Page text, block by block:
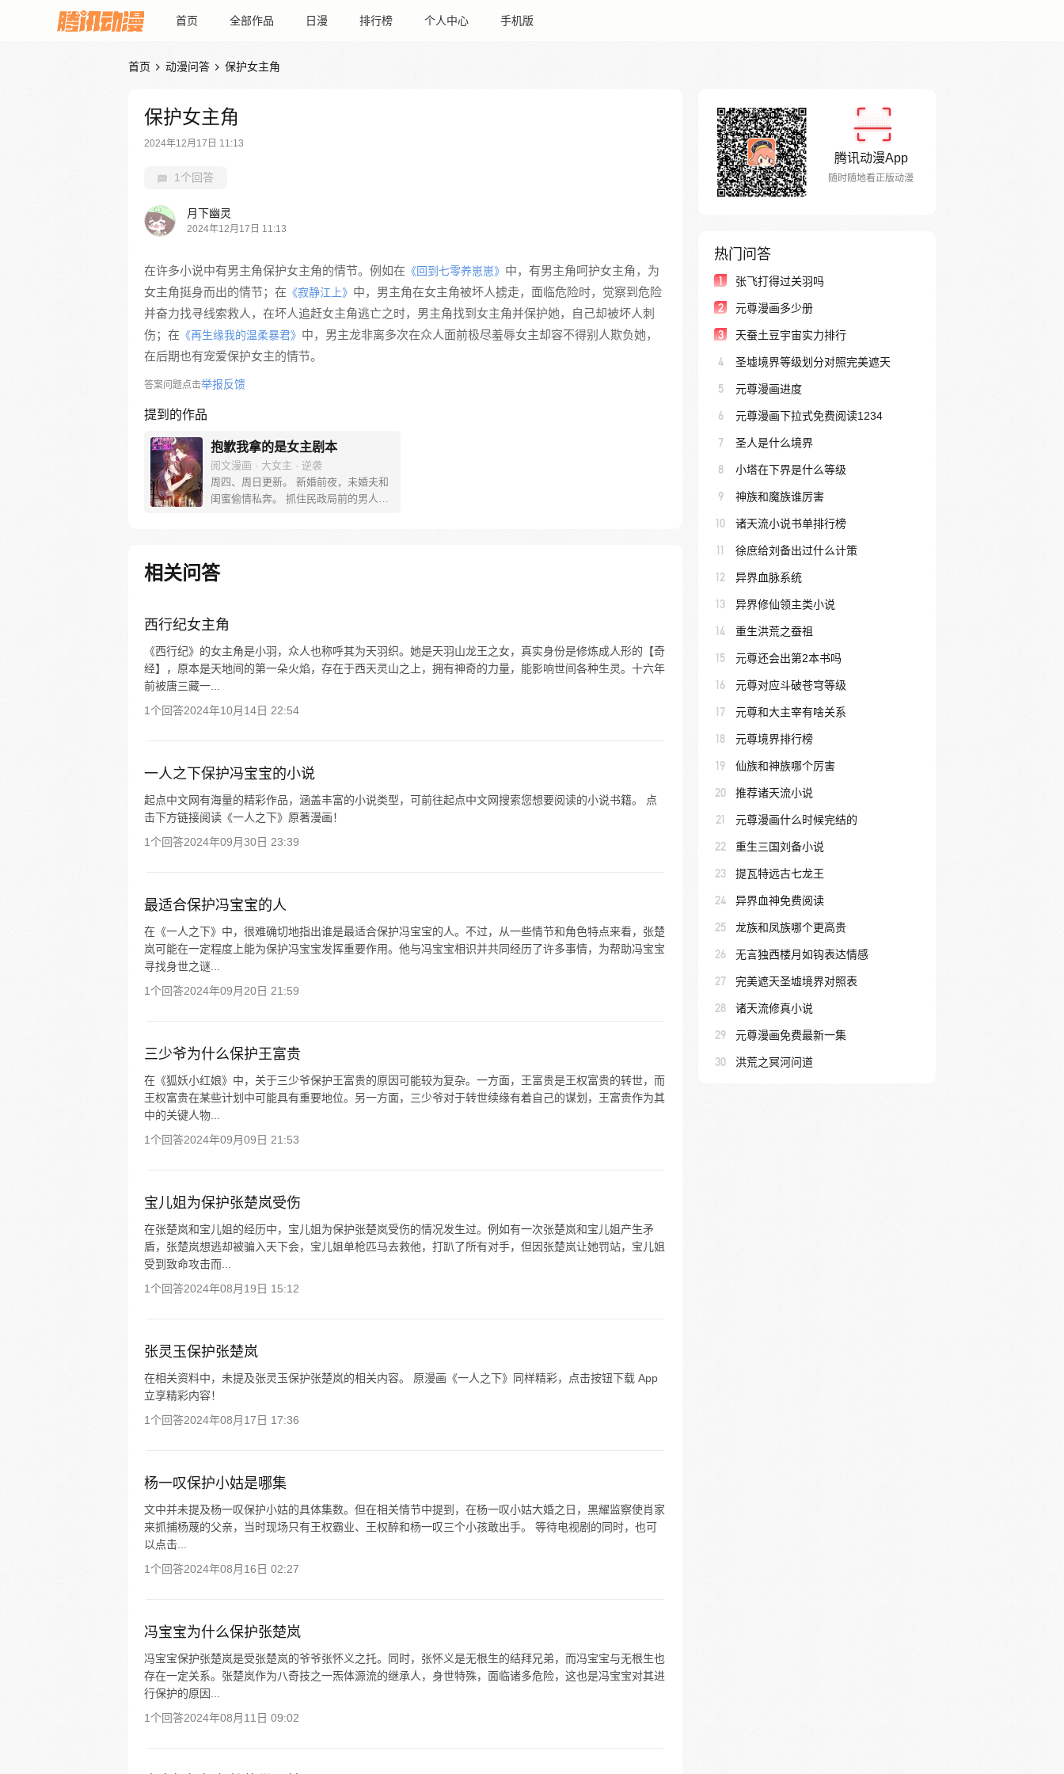
首页 全部作品 日漫 排行榜 个人中心 手机版
首页  动漫问答  保护女主角
保护女主角
2024年12月17日 11:13
1个回答
月下幽灵
2024年12月17日 11:13
在许多小说中有男主角保护女主角的情节。例如在 《回到七零养崽崽》 中，有男主角呵护女主角，为
女主角挺身而出的情节；在 《寂静江上》 中，男主角在女主角被坏人掳走，面临危险时，觉察到危险
并奋力找寻线索救人，在坏人追赶女主角逃亡之时，男主角找到女主角并保护她，自己却被坏人刺
伤；在 《再生缘我的温柔暴君》 中，男主龙非离多次在众人面前极尽羞辱女主却容不得别人欺负她，
在后期也有宠爱保护女主的情节。
答案问题点击举报反馈
提到的作品
抱歉我拿的是女主剧本
阅文漫画 · 大女主 · 逆袭
周四、周日更新。 新婚前夜，未婚夫和
闺蜜偷情私奔。 抓住民政局前的男人：
后：“不试试看，怎么知道？” 渣男、绿
茶、黑粉、对家来一个她撕一个，且看
相关问答
西行纪女主角
《西行纪》的女主角是小羽，众人也称呼其为天羽织。她是天羽山龙王之女，真实身份是修炼成人形的【奇
经】，原本是天地间的第一朵火焰，存在于西天灵山之上，拥有神奇的力量，能影响世间各种生灵。十六年
前被唐三藏一...
1个回答2024年10月14日 22:54
一人之下保护冯宝宝的小说
起点中文网有海量的精彩作品，涵盖丰富的小说类型，可前往起点中文网搜索您想要阅读的小说书籍。 点
击下方链接阅读《一人之下》原著漫画！
1个回答2024年09月30日 23:39
最适合保护冯宝宝的人
在《一人之下》中，很难确切地指出谁是最适合保护冯宝宝的人。不过，从一些情节和角色特点来看，张楚
岚可能在一定程度上能为保护冯宝宝发挥重要作用。他与冯宝宝相识并共同经历了许多事情，为帮助冯宝宝
寻找身世之谜...
1个回答2024年09月20日 21:59
三少爷为什么保护王富贵
在《狐妖小红娘》中，关于三少爷保护王富贵的原因可能较为复杂。一方面，王富贵是王权富贵的转世，而
王权富贵在某些计划中可能具有重要地位。另一方面，三少爷对于转世续缘有着自己的谋划，王富贵作为其
中的关键人物...
1个回答2024年09月09日 21:53
宝儿姐为保护张楚岚受伤
在张楚岚和宝儿姐的经历中，宝儿姐为保护张楚岚受伤的情况发生过。例如有一次张楚岚和宝儿姐产生矛
盾，张楚岚想逃却被骗入天下会，宝儿姐单枪匹马去救他，打趴了所有对手，但因张楚岚让她罚站，宝儿姐
受到致命攻击而...
1个回答2024年08月19日 15:12
张灵玉保护张楚岚
在相关资料中，未提及张灵玉保护张楚岚的相关内容。 原漫画《一人之下》同样精彩，点击按钮下载 App
立享精彩内容！
1个回答2024年08月17日 17:36
杨一叹保护小姑是哪集
文中并未提及杨一叹保护小姑的具体集数。但在相关情节中提到，在杨一叹小姑大婚之日，黑耀监察使肖家
来抓捕杨蔑的父亲，当时现场只有王权霸业、王权醉和杨一叹三个小孩敢出手。 等待电视剧的同时，也可
以点击...
1个回答2024年08月16日 02:27
冯宝宝为什么保护张楚岚
冯宝宝保护张楚岚是受张楚岚的爷爷张怀义之托。同时，张怀义是无根生的结拜兄弟，而冯宝宝与无根生也
存在一定关系。张楚岚作为八奇技之一炁体源流的继承人，身世特殊，面临诸多危险，这也是冯宝宝对其进
行保护的原因...
1个回答2024年08月11日 09:02
腾讯动漫App
随时随地看正版动漫
热门问答
1 张飞打得过关羽吗
2 元尊漫画多少册
3 天蚕土豆宇宙实力排行
4 圣墟境界等级划分对照完美遮天
5 元尊漫画进度
6 元尊漫画下拉式免费阅读1234
7 圣人是什么境界
8 小塔在下界是什么等级
9 神族和魔族谁厉害
10 诸天流小说书单排行榜
11 徐庶给刘备出过什么计策
12 异界血脉系统
13 异界修仙领主类小说
14 重生洪荒之蚕祖
15 元尊还会出第2本书吗
16 元尊对应斗破苍穹等级
17 元尊和大主宰有啥关系
18 元尊境界排行榜
19 仙族和神族哪个厉害
20 推荐诸天流小说
21 元尊漫画什么时候完结的
22 重生三国刘备小说
23 提瓦特远古七龙王
24 异界血神免费阅读
25 龙族和凤族哪个更高贵
26 无言独西楼月如钩表达情感
27 完美遮天圣墟境界对照表
28 诸天流修真小说
29 元尊漫画免费最新一集
30 洪荒之冥河问道